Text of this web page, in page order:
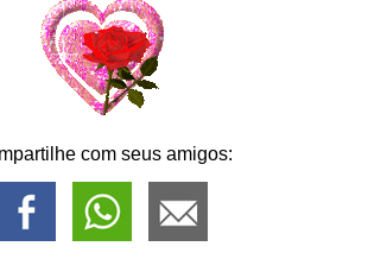
com seus amigos: